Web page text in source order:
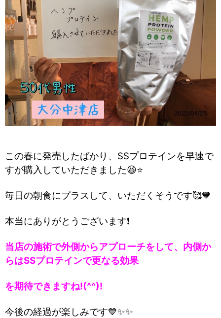
この春に発売したばかり、SSプロテインを早速で
すが購入していただきました😆⭐
毎日の朝食にプラスして、いただくそうです🥰🧡
本当にありがとうございます❗
当店の施術で外側からアプローチをして、内側か
らはSSプロテインで更なる効果
を期待できますね!(^^)!
今後の経過が楽しみです💙✨✨